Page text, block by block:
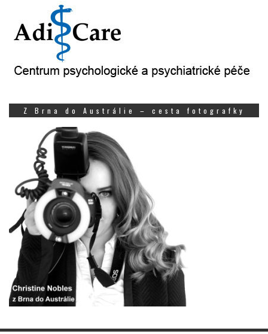
Z Brna do Austrálie – cesta fotografky